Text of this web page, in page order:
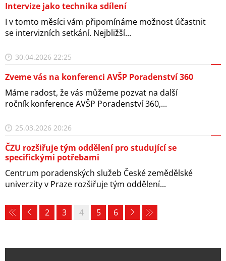
Intervize jako technika sdílení
I v tomto měsíci vám připomínáme možnost účastnit
se intervizních setkání. Nejbližší...
30.04.2026 22:25
Zveme vás na konferenci AVŠP Poradenství 360
Máme radost, že vás můžeme pozvat na další
ročník konference AVŠP Poradenství 360,...
25.03.2026 20:26
ČZU rozšiřuje tým oddělení pro studující se
specifickými potřebami
Centrum poradenských služeb České zemědělské
univerzity v Praze rozšiřuje tým oddělení...
2 3 4 5 6